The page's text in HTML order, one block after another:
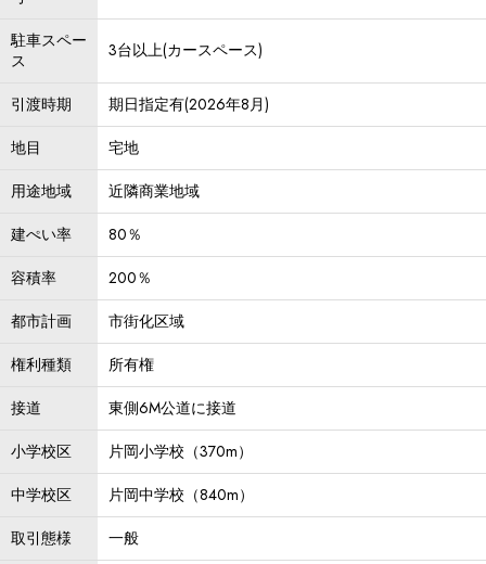
駐車スペー
ス
3台以上(カースペース)
引渡時期
期日指定有(2026年8月)
地目
宅地
用途地域
近隣商業地域
建ぺい率
80％
容積率
200％
都市計画
市街化区域
権利種類
所有権
接道
東側6M公道に接道
小学校区
片岡小学校（370m）
中学校区
片岡中学校（840m）
取引態様
一般